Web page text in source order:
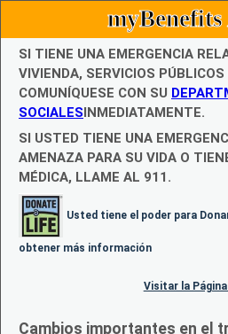
SI TIENE UNA EMERGENCIA
VIVIENDA, SERVICIOS
COMUNÍQUESE CON SU
SOCIALESINMEDIATAMENTE.
SI USTED TIENE UNA
AMENAZA PARA SU VIDA O
MÉDICA, LLAME AL 911.
Usted tiene el poder para
obtener más información
Visitar la
Cambios importantes en el